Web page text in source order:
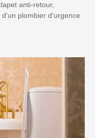
anti-retour,
plombier d'urgence